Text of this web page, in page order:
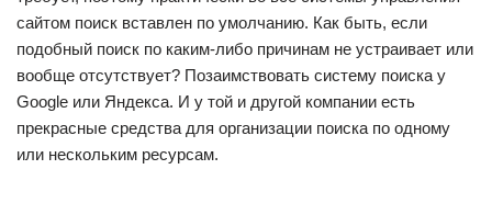
сайтом поиск вставлен по умолчанию. Как быть, если
подобный поиск по каким-либо причинам не устраивает или
вообще отсутствует? Позаимствовать систему поиска у
Google или Яндекса. И у той и другой компании есть
прекрасные средства для организации поиска по одному
или нескольким ресурсам.